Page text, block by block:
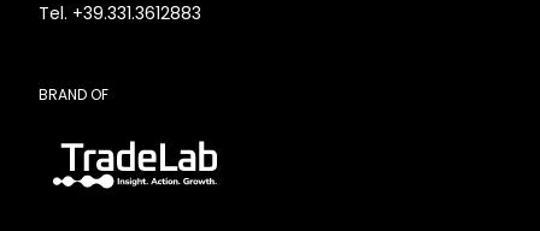
Tel. +39.331.3612883
BRAND OF